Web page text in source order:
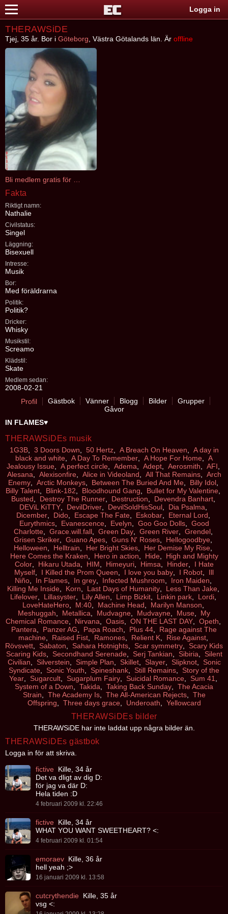
Logga in
THERAWSiDE
Tjej, 35 år. Bor i Göteborg , Västra Götalands län. Är offline
Fakta
Riktigt namn:
Nathalie
Civilstatus:
Singel
Läggning:
Bisexuell
Intresse:
Musik
Bor:
Med föräldrarna
Politik:
Politik?
Dricker:
Whisky
Musikstil:
Screamo
Klädstil:
Skate
Medlem sedan:
2008-02-21
Profil
Gästbok Vänner Blogg Bilder
Grupper
Gåvor
IN FLAMES♥
THERAWSiDEs musik
1G3B, 3 Doors Down 50 Hertz, A Breach On Heaven
A day in
black and white
A Day To Remember A Hope For Home
A
Jealousy Issue, A perfect circle, Adema Adept, Aerosmith AFI
Alesana
Alexisonfire, Alice in Videoland All That Remains, Arch
Enemy, Arctic Monkeys, Between The Buried And Me, Billy Idol,
Billy Talent
Blink-182 Bloodhound Gang Bullet for My Valentine
Busted
Destroy The Runner, Destruction Devendra Banhart,
DEViL KiTTY, DevilDriver, DevilSoldHisSoul, Dia Psalma
Dicember, Dido, Escape The Fate, Eskobar, Eternal Lord
Eurythmics, Evanescence, Evelyn Goo Goo Dolls, Good
Charlotte, Grace.will.fall, Green Day, Green River, Grendel,
Grisen Skriker
Guano Apes Guns N' Roses Hellogoodbye
Helloween
Helltrain Her Bright Skies Her Demise My Rise
Here Comes the Kraken
Hero in action Hide, High and Mighty
Color, Hikaru Utada HIM Himeyuri, Himsa Hinder, I Hate
Myself
I Killed the Prom Queen I love you baby I Robot
Ill
Niño, In Flames, In grey, Infected Mushroom Iron Maiden
Killing Me Inside, Korn Last Days of Humanity, Less Than Jake,
Lifelover, Lillasyster, Lily Allen Limp Bizkit, Linkin park, Lordi,
LoveHateHero, M:40, Machine Head Marilyn Manson
Meshuggah
Metallica Mudvagne Mudvayne Muse
My
Chemical Romance, Nirvana Oasis, ON THE LAST DAY, Opeth
Pantera
Panzer AG Papa Roach Plus 44
Rage against The
machine, Raised Fist, Ramones, Relient K, Rise Against,
Rövsvett
Sabaton Sahara Hotnights Scar symmetry
Scary Kids
Scaring Kids, Secondhand Serenade, Serj Tankian Sibiria
Silent
Civilian
Silverstein Simple Plan Skillet, Slayer, Slipknot, Sonic
Syndicate
Sonic Youth Spineshank Still Remains
Story of the
Year, Sugarcult, Sugarplum Fairy, Suicidal Romance, Sum 41
System of a Down
Takida Taking Back Sunday
The Acacia
Strain
The Academy Is, The All-American Rejects, The
Offspring
Three days grace, Underoath Yellowcard
THERAWSiDEs bilder
THERAWSiDE har inte laddat upp några bilder än.
THERAWSiDEs gästbok
Logga in för att skriva.
fictive Kille, 34 år
Det va dligt av dig D:
för jag va där D:
Hela tiden :D
4 februari 2009 kl. 22:46
fictive Kille, 34 år
WHAT YOU WANT SWEETHEART? <:
4 februari 2009 kl. 01:54
emoraev Kille, 36 år
hell yeah ;>
16 januari 2009 kl. 13:58
cutcrythendie Kille, 35 år
vsg <: